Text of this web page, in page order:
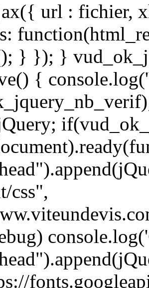
url : fichier,
} }); }
{
css",